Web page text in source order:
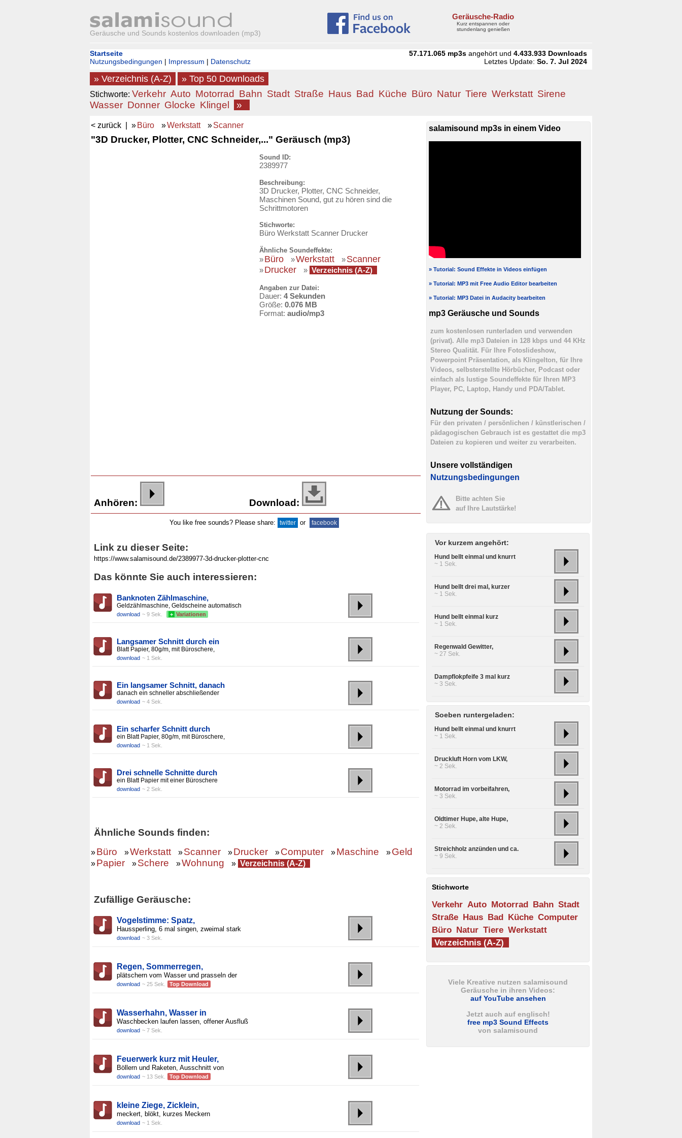
Geräusche und Sounds kostenlos downloaden (mp3)
Geräusche-Radio
Kurz entspannen oder
stundenlang genießen
Startseite
Nutzungsbedingungen | Impressum | Datenschutz
57.171.065 mp3s angehört und4.433.933 Downloads
Letztes Update:So. 7. Jul 2024
» Verzeichnis (A-Z) » Top 50 Downloads
Stichworte: Verkehr Auto Motorrad Bahn Stadt Straße Haus Bad Küche Büro Natur Tiere Werkstatt Sirene
Wasser Donner Glocke Klingel »
< zurück | » Büro »Werkstatt »Scanner
"3D Drucker, Plotter, CNC Schneider,..." Geräusch (mp3)
Sound ID:
2389977
Beschreibung:
3D Drucker, Plotter, CNC Schneider,
Maschinen Sound, gut zu hören sind die
Schrittmotoren
Stichworte:
Büro Werkstatt Scanner Drucker
Ähnliche Soundeffekte:
»Büro »Werkstatt »Scanner
»Drucker » Verzeichnis (A-Z)
Angaben zur Datei:
Dauer: 4 Sekunden
Größe: 0.076 MB
Format: audio/mp3
Anhören: Download:
You like free sounds? Please share: twitter or facebook
Link zu dieser Seite:
Das könnte Sie auch interessieren:
Banknoten Zählmaschine,
Geldzählmaschine, Geldscheine automatisch
download ~ 9 Sek. + Variationen
Langsamer Schnitt durch ein
Blatt Papier, 80g/m, mit Büroschere,
download ~ 1 Sek.
Ein langsamer Schnitt, danach
danach ein schneller abschließender
download ~ 4 Sek.
Ein scharfer Schnitt durch
ein Blatt Papier, 80g/m, mit Büroschere,
download ~ 1 Sek.
Drei schnelle Schnitte durch
ein Blatt Papier mit einer Büroschere
download ~ 2 Sek.
Ähnliche Sounds finden:
»Büro »Werkstatt »Scanner »Drucker »Computer »Maschine »Geld
»Papier »Schere »Wohnung » Verzeichnis (A-Z)
Zufällige Geräusche:
Vogelstimme: Spatz,
Haussperling, 6 mal singen, zweimal stark
download ~ 3 Sek.
Regen, Sommerregen,
plätschern vom Wasser und prasseln der
download ~ 25 Sek. Top Download
Wasserhahn, Wasser in
Waschbecken laufen lassen, offener Ausfluß
download ~ 7 Sek.
Feuerwerk kurz mit Heuler,
Böllern und Raketen, Ausschnitt von
download ~ 13 Sek. Top Download
kleine Ziege, Zicklein,
meckert, blökt, kurzes Meckern
download ~ 1 Sek.
salamisound mp3s in einem Video
» Tutorial: Sound Effekte in Videos einfügen
» Tutorial: MP3 mit Free Audio Editor bearbeiten
» Tutorial: MP3 Datei in Audacity bearbeiten
mp3 Geräusche und Sounds
zum kostenlosen runterladen und verwenden
(privat). Alle mp3 Dateien in 128 kbps und 44 KHz
Stereo Qualität. Für Ihre Fotoslideshow,
Powerpoint Präsentation, als Klingelton, für Ihre
Videos, selbsterstellte Hörbücher, Podcast oder
einfach als lustige Soundeffekte für Ihren MP3
Player, PC, Laptop, Handy und PDA/Tablet.
Nutzung der Sounds:
Für den privaten / persönlichen / künstlerischen /
pädagogischen Gebrauch ist es gestattet die mp3
Dateien zu kopieren und weiter zu verarbeiten.
Unsere vollständigen
Nutzungsbedingungen
Bitte achten Sie
auf Ihre Lautstärke!
Vor kurzem angehört:
Hund bellt einmal und knurrt
~ 1 Sek.
Hund bellt drei mal, kurzer
~ 1 Sek.
Hund bellt einmal kurz
~ 1 Sek.
Regenwald Gewitter,
~ 27 Sek.
Dampflokpfeife 3 mal kurz
~ 3 Sek.
Soeben runtergeladen:
Hund bellt einmal und knurrt
~ 1 Sek.
Druckluft Horn vom LKW,
~ 2 Sek.
Motorrad im vorbeifahren,
~ 3 Sek.
Oldtimer Hupe, alte Hupe,
~ 2 Sek.
Streichholz anzünden und ca.
~ 9 Sek.
Stichworte
Verkehr Auto Motorrad Bahn Stadt
Straße Haus Bad Küche Computer
Büro Natur Tiere Werkstatt
Verzeichnis (A-Z)
Viele Kreative nutzen salamisound
Geräusche in ihren Videos:
auf YouTube ansehen
Jetzt auch auf englisch!
free mp3 Sound Effects
von salamisound